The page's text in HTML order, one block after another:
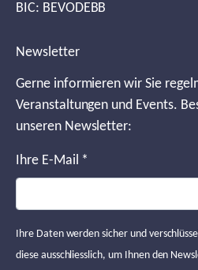
BIC: BEVODEBB
Newsletter
Gerne informieren wir Sie
Veranstaltungen und Events.
unseren Newsletter:
Ihre E-Mail *
Ihre Daten werden sicher und
diese ausschliesslich, um Ihnen den